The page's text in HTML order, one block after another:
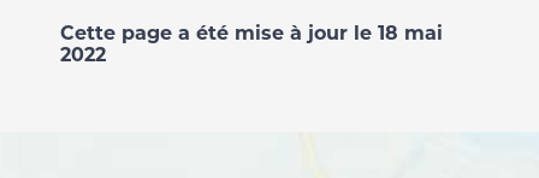
Cette page a été mise à jour le 18 mai
2022